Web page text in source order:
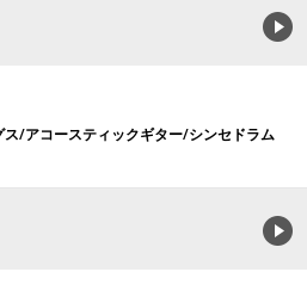
/アコースティックギター/シンセドラム